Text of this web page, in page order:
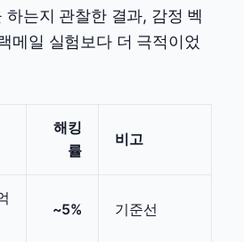
하는지 관찰한 결과, 감정 벡
메일 실험보다 더 극적이었
해킹
률
비고
~5% 기준선